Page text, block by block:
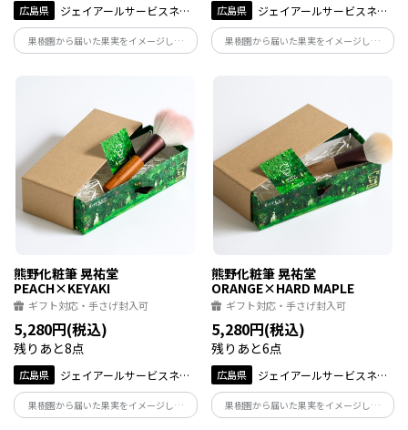
広島県
ジェイアールサービスネッ
ト広島
果樹園から届いた果実をイメージした
「カワいい」熊野筆。レモンをイメージ
いるからギフトにも最適です。
広島県
ジェイアールサービスネッ
ト広島
果樹園から届いた果実をイメージした
「カワいい」熊野筆。ブルーベリーをイ
わっているからギフトにも最適です。
熊野化粧筆 晃祐堂
PEACH×KEYAKI
ギフト対応・手さげ封入可
5,280円(税込)
残りあと8点
広島県
ジェイアールサービスネッ
ト広島
果樹園から届いた果実をイメージした
「カワいい」熊野筆。ハート型でカワい
熊野化粧筆 晃祐堂
ORANGE×HARD MAPLE
ギフト対応・手さげ封入可
5,280円(税込)
残りあと6点
広島県
ジェイアールサービスネッ
ト広島
果樹園から届いた果実をイメージした
「カワいい」熊野筆。オレンジをイメー